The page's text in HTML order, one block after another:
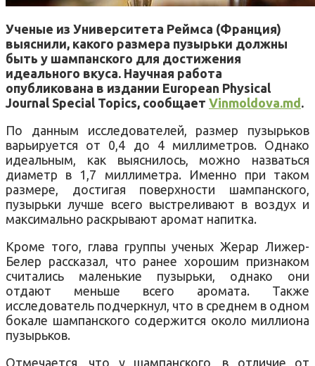
Ученые из Университета Реймса (Франция)
выяснили, какого размера пузырьки должны
быть у шампанского для достижения
идеального вкуса. Научная работа
опубликована в издании European Physical
Journal Special Topics, сообщает Vinmoldova.md.
По данным исследователей, размер пузырьков
варьируется от 0,4 до 4 миллиметров. Однако
идеальным, как выяснилось, можно назваться
диаметр в 1,7 миллиметра. Именно при таком
размере, достигая поверхности шампанского,
пузырьки лучше всего выстреливают в воздух и
максимально раскрывают аромат напитка.
Кроме того, глава группы ученых Жерар Лижер-
Белер рассказал, что ранее хорошим признаком
считались маленькие пузырьки, однако они
отдают меньше всего аромата. Также
исследователь подчеркнул, что в среднем в одном
бокале шампанского содержится около миллиона
пузырьков.
Отмечается, что у шампанского, в отличие от